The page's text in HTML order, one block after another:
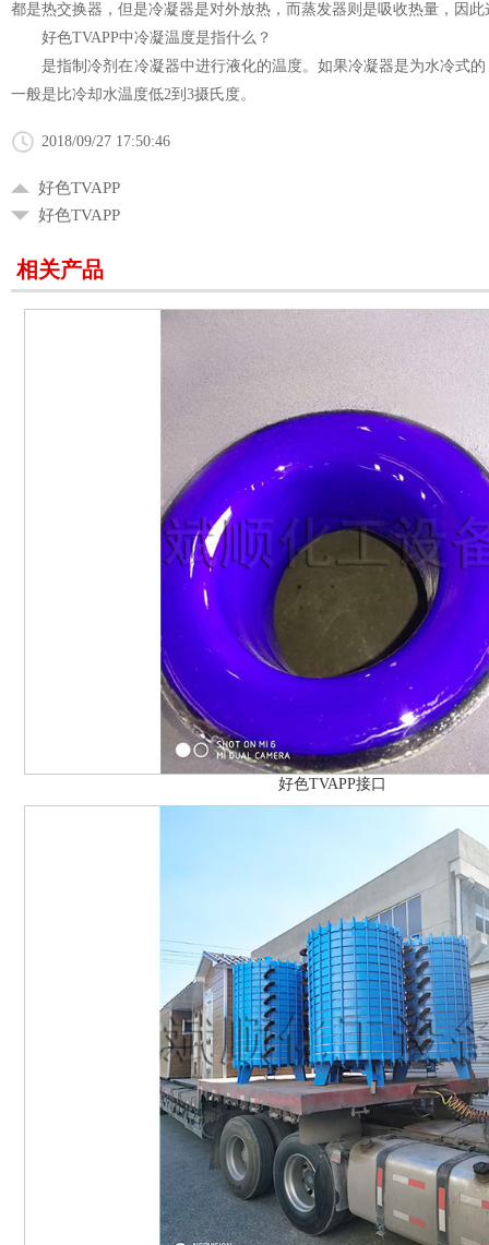
都是热交换器，但是冷凝器是对外放热，而蒸发器则是吸收热量，因
好色TVAPP中冷凝温度是指什么？
是指制冷剂在冷凝器中进行液化的温度。如果冷凝器是为水冷式的
一般是比冷却水温度低2到3摄氏度。
2018/09/27 17:50:46
好色TVAPP
好色TVAPP
相关产品
好色TVAPP接口